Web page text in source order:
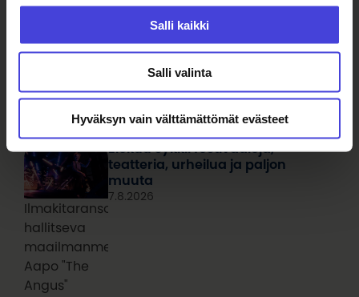
Salli kaikki
Salli valinta
Hyväksyn vain välttämättömät evästeet
ruokamatkailu tapahtuma
Lue myös
Ilmakitaransoiton
hallitseva
maailmanmestari
Aapo "The
Angus"
Elokuu sykkii festivaaleja,
teatteria, urheilua ja paljon
muuta
7.8.2026